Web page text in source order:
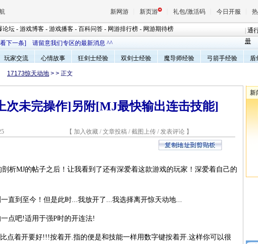
新网游 新页游 礼包/激活码 今日开服
论坛 - 游戏博客 - 游戏播客 - 百科问答 - 网游排行榜 - 网游期待榜 通
册
下一条] 请留意我们专区的最新消息 ^^
玩家交流 心情故事 狂剑士经验 双剑士经验 魔导师经验 弓箭手经验 盾
17173惊天动地 > > 正文
次未完操作]另附[MJ最快输出连击技能]
10-25 【 加入收藏 / 文章投稿 / 截图上传 / 发表评论 】
MJ的帖子之后！让我看到了还有深爱着这款游戏的玩家！深爱着自己的
到至今！但是此时...我放开了...我选择离开惊天动地...
吧!适用于强P时的开连法!
着开要好!!!按着开.指的便是和技能一样用数字键按着开.这样你可以很
新